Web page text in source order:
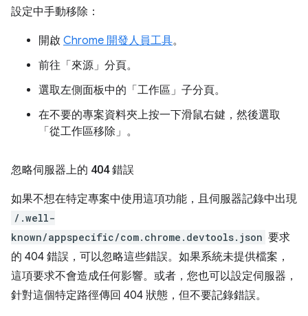
設定中手動移除：
開啟 Chrome 開發人員工具。
前往「來源」分頁。
選取左側面板中的「工作區」 子分頁。
在不要的專案資料夾上按一下滑鼠右鍵，然後選取
「從工作區移除」 。
忽略伺服器上的 404 錯誤
如果不想在特定專案中使用這項功能，且伺服器記錄中出現
/.well-
known/appspecific/com.chrome.devtools.json 要求
的 404 錯誤，可以忽略這些錯誤。如果系統未提供檔案，
這項要求不會造成任何影響。或者，您也可以設定伺服器，
針對這個特定路徑傳回 404 狀態，但不要記錄錯誤。